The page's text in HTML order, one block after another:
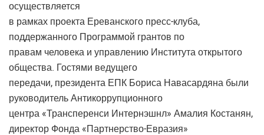
осуществляется
в рамках проекта Ереванского пресс-клуба,
поддержанного Программой грантов по
правам человека и управлению Института открытого
общества. Гостями ведущего
передачи, президента ЕПК Бориса Навасардяна были
руководитель Антикоррупционного
центра «Трансперенси Интернэшнл» Амалия Костанян,
директор Фонда «Партнерство-Евразия»